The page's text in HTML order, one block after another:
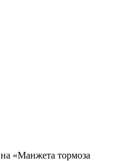
«Манжета тормоза